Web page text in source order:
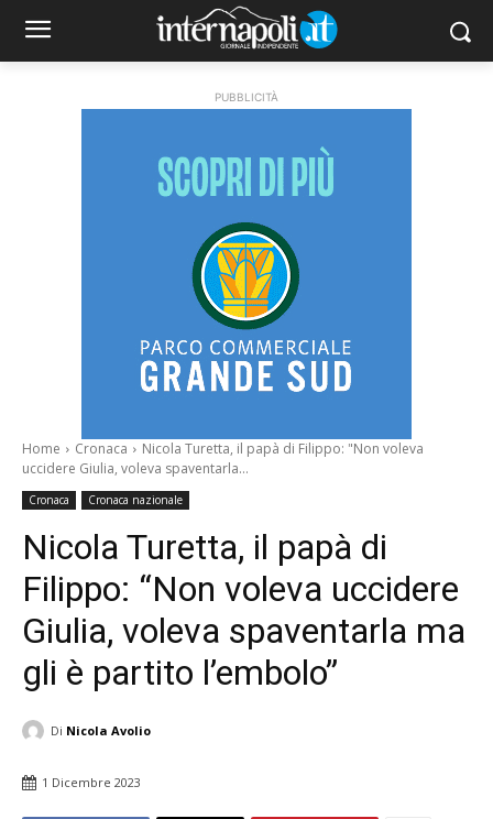
PUBBLICITÀ
Home Cronaca
Nicola Turetta, il papà di Filippo: "Non voleva
uccidere Giulia, voleva spaventarla...
Cronaca Cronaca nazionale
Nicola Turetta, il papà di
Filippo: “Non voleva uccidere
Giulia, voleva spaventarla ma
gli è partito l’embolo”
Di Nicola Avolio
1 Dicembre 2023